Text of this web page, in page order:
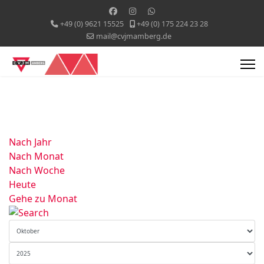
+49 (0) 9621 15525
+49 (0) 175 224 23 28
mail@cvjmamberg.de
Nach Jahr
Nach Monat
Nach Woche
Heute
Gehe zu Monat